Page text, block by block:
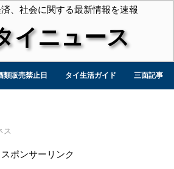
、社会に関する最新情報を速報
イニュース
類販売禁止日 タイ生活ガイド 三面記事
ス
スポンサーリンク